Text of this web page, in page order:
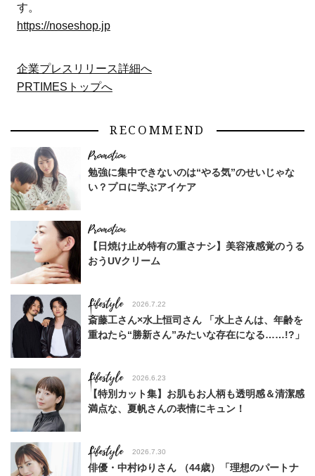
す。
https://noseshop.jp
企業プレスリリース詳細へ
PRTIMESトップへ
RECOMMEND
勉強に集中できないのは“やる気”のせいじゃな
い？プロに学ぶアイケア
【日焼け止め特有の重さナシ】美容液感覚のうる
おうUVクリーム
Lifestyle 2026.7.22
斎藤工さん×水上恒司さん 「水上さんは、年齢を
重ねたら“勝新さん”みたいな存在になる……!?」
Lifestyle 2026.6.23
【特別カット集】お肌もお人柄も透明感＆清潔感
満点な、夏帆さんの表情にキュン！
Lifestyle 2026.7.30
俳優・中村ゆりさん （44歳）「理想のパートナ